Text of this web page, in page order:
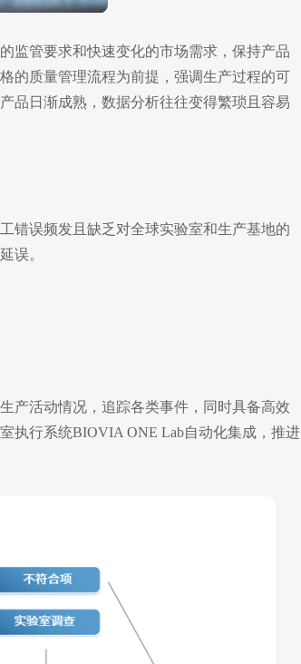
监管要求和快速变化的市场需求，保持产品
的质量管理流程为前提，强调生产过程的可
品日渐成熟，数据分析往往变得繁琐且容易
错误频发且缺乏对全球实验室和生产基地的
误。
产活动情况，追踪各类事件，同时具备高效
执行系统BIOVIA ONE Lab自动化集成，推进